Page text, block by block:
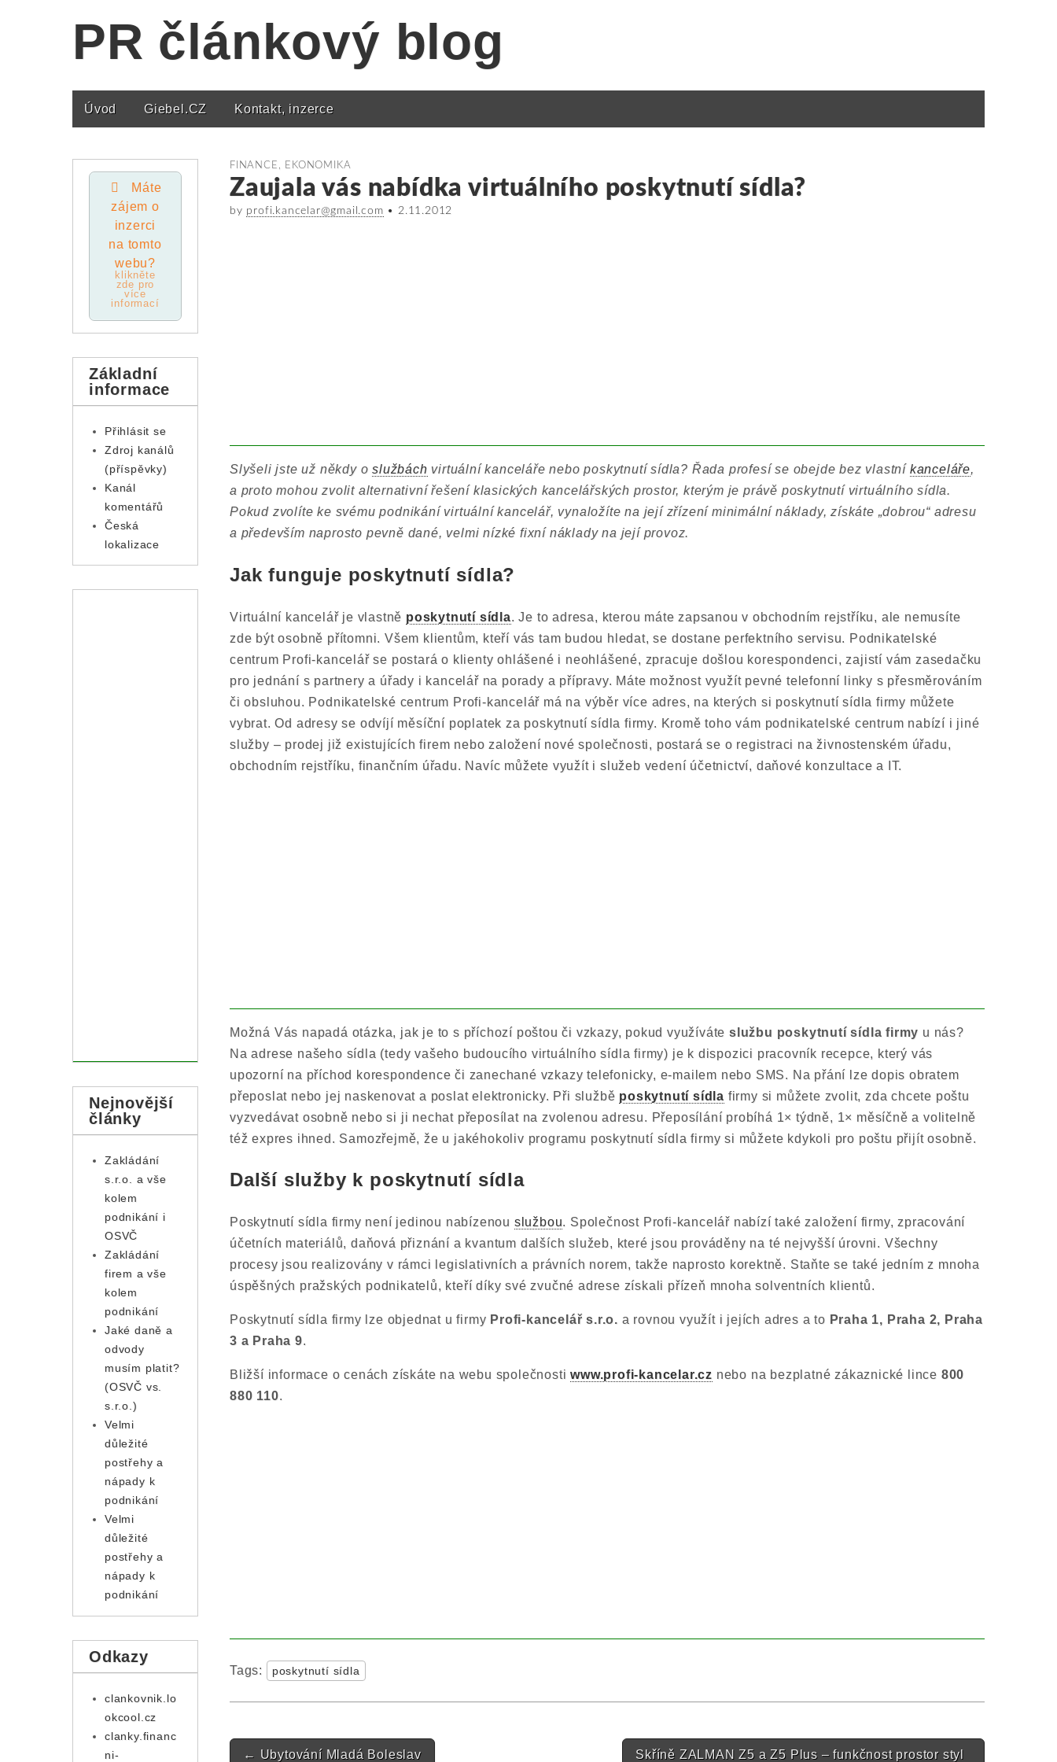
PR článkový blog
Main menu
Úvod Giebel.CZ Kontakt, inzerce
FINANCE, EKONOMIKA
Zaujala vás nabídka virtuálního poskytnutí sídla?
by profi.kancelar@gmail.com • 2.11.2012
Slyšeli jste už někdy oslužbách virtuální kanceláře nebo poskytnutí sídla? Řada profesí se obejde bez vlastní kanceláře,
a proto mohou zvolit alternativní řešení klasických kancelářských prostor, kterým je právě poskytnutí virtuálního sídla.
Pokud zvolíte ke svému podnikání virtuální kancelář, vynaložíte na její zřízení minimální náklady, získáte „dobrou“ adresu
a především naprosto pevně dané, velmi nízké fixní náklady na její provoz.
Jak funguje poskytnutí sídla?
Virtuální kancelář je vlastně poskytnutí sídla. Je to adresa, kterou máte zapsanou v obchodním rejstříku, ale nemusíte
zde být osobně přítomni. Všem klientům, kteří vás tam budou hledat, se dostane perfektního servisu. Podnikatelské
centrum Profi-kancelář se postará o klienty ohlášené i neohlášené, zpracuje došlou korespondenci, zajistí vám zasedačku
pro jednání s partnery a úřady i kancelář na porady a přípravy. Máte možnost využít pevné telefonní linky s přesměrováním
či obsluhou. Podnikatelské centrum Profi-kancelář má na výběr více adres, na kterých si poskytnutí sídla firmy můžete
vybrat. Od adresy se odvíjí měsíční poplatek za poskytnutí sídla firmy. Kromě toho vám podnikatelské centrum nabízí i jiné
služby – prodej již existujících firem nebo založení nové společnosti, postará se o registraci na živnostenském úřadu,
obchodním rejstříku, finančním úřadu. Navíc můžete využít i služeb vedení účetnictví, daňové konzultace a IT.
Možná Vás napadá otázka, jak je to s příchozí poštou či vzkazy, pokud využíváteslužbu poskytnutí sídla firmy u nás?
Na adrese našeho sídla (tedy vašeho budoucího virtuálního sídla firmy) je k dispozici pracovník recepce, který vás
upozorní na příchod korespondence či zanechané vzkazy telefonicky, e-mailem nebo SMS. Na přání lze dopis obratem
přeposlat nebo jej naskenovat a poslat elektronicky. Při službě poskytnutí sídla firmy si můžete zvolit, zda chcete poštu
vyzvedávat osobně nebo si ji nechat přeposílat na zvolenou adresu. Přeposílání probíhá 1× týdně, 1× měsíčně a volitelně
též expres ihned. Samozřejmě, že u jakéhokoliv programu poskytnutí sídla firmy si můžete kdykoli pro poštu přijít osobně.
Další služby k poskytnutí sídla
Poskytnutí sídla firmy není jedinou nabízenou službou. Společnost Profi-kancelář nabízí také založení firmy, zpracování
účetních materiálů, daňová přiznání a kvantum dalších služeb, které jsou prováděny na té nejvyšší úrovni. Všechny
procesy jsou realizovány v rámci legislativních a právních norem, takže naprosto korektně. Staňte se také jedním z mnoha
úspěšných pražských podnikatelů, kteří díky své zvučné adrese získali přízeň mnoha solventních klientů.
Poskytnutí sídla firmy lze objednat u firmy Profi-kancelář s.r.o. a rovnou využít i jejích adres a to Praha 1, Praha 2, Praha
3 a Praha 9.
Bližší informace o cenách získáte na webu společnostiwww.profi-kancelar.cz nebo na bezplatné zákaznické lince 800
880 110.
Tags: poskytnutí sídla
Post navigation
← Ubytování Mladá Boleslav Skříně ZALMAN Z5 a Z5 Plus – funkčnost prostor styl
Máte
zájem o
inzerci
na tomto
webu?
klikněte
zde pro
více
informací
Základní
informace
Přihlásit se
Zdroj kanálů
(příspěvky)
Kanál
komentářů
Česká
lokalizace
Nejnovější
články
Zakládání
s.r.o. a vše
kolem
podnikání i
OSVČ
Zakládání
firem a vše
kolem
podnikání
Jaké daně a
odvody
musím platit?
(OSVČ vs.
s.r.o.)
Velmi
důležité
postřehy a
nápady k
podnikání
Velmi
důležité
postřehy a
nápady k
podnikání
Odkazy
clankovnik.lo
okcool.cz
clanky.financ
ni-